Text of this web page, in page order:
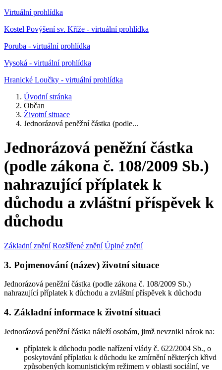
Virtuální prohlídka
Kostel Povýšení sv. Kříže - virtuální prohlídka
Poruba - virtuální prohlídka
Vysoká - virtuální prohlídka
Hranické Loučky - virtuální prohlídka
Úvodní stránka
Občan
Životní situace
Jednorázová peněžní částka (podle...
Jednorázová peněžní částka
(podle zákona č. 108/2009 Sb.)
nahrazující příplatek k
důchodu a zvláštní příspěvek k
důchodu
Základní znění Rozšířené znění Úplné znění
3. Pojmenování (název) životní situace
Jednorázová peněžní částka (podle zákona č. 108/2009 Sb.)
nahrazující příplatek k důchodu a zvláštní příspěvek k důchodu
4. Základní informace k životní situaci
Jednorázová peněžní částka náleží osobám, jimž nevznikl nárok na:
příplatek k důchodu podle nařízení vlády č. 622/2004 Sb., o
poskytování příplatku k důchodu ke zmírnění některých křivd
způsobených komunistickým režimem v oblasti sociální, ve